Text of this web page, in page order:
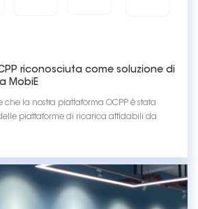
riconosciuta come soluzione di
MobiE
la nostra piattaforma OCPP è stata
piattaforme di ricarica affidabili da
le e...